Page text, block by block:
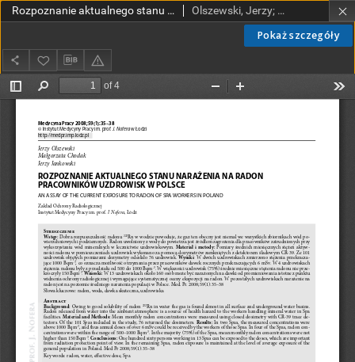
Pokaż szczegóły
Rozpoznanie aktualnego stanu narażenia na radon pracowników uzdrowisk w Polsce Olszewski, Jerzy; Chodak, Małgorzata; Jankowski, Jerzy